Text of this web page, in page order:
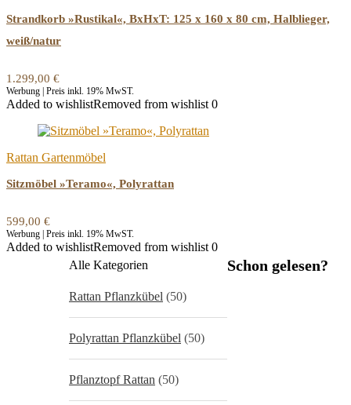
Strandkorb »Rustikal«, BxHxT: 125 x 160 x 80 cm, Halblieger,
weiß/natur
1.299,00 €
Werbung | Preis inkl. 19% MwST.
Added to wishlistRemoved from wishlist 0
Rattan Gartenmöbel
Sitzmöbel »Teramo«, Polyrattan
599,00 €
Werbung | Preis inkl. 19% MwST.
Added to wishlistRemoved from wishlist 0
Alle Kategorien
Rattan Pflanzkübel (50)
Polyrattan Pflanzkübel (50)
Pflanztopf Rattan (50)
Schon gelesen?